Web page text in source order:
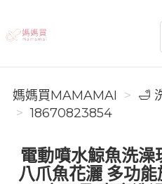
媽媽買MAMAMAI
媽媽買MAMAMAI
🛁
18670823854
電動噴水鯨魚洗澡
八爪魚花灑 多功